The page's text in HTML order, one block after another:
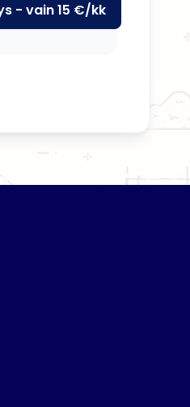
- vain 15 €/kk